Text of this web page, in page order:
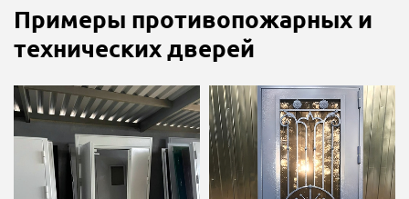
Примеры противопожарных и
технических дверей